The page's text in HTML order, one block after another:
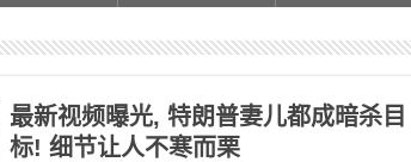
最新视频曝光, 特朗普妻儿都成暗杀目
标! 细节让人不寒而栗